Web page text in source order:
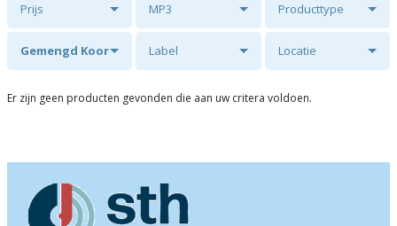
Prijs MP3 Producttype
Gemengd Koor Label Locatie
Er zijn geen producten gevonden die aan uw critera voldoen.